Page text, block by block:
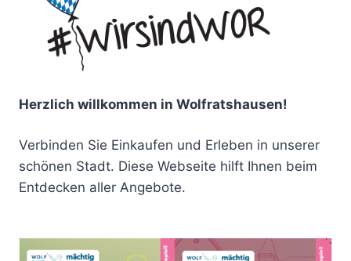
Herzlich willkommen in Wolfratshausen!
Verbinden Sie Einkaufen und Erleben in unserer
schönen Stadt. Diese Webseite hilft Ihnen beim
Entdecken aller Angebote.